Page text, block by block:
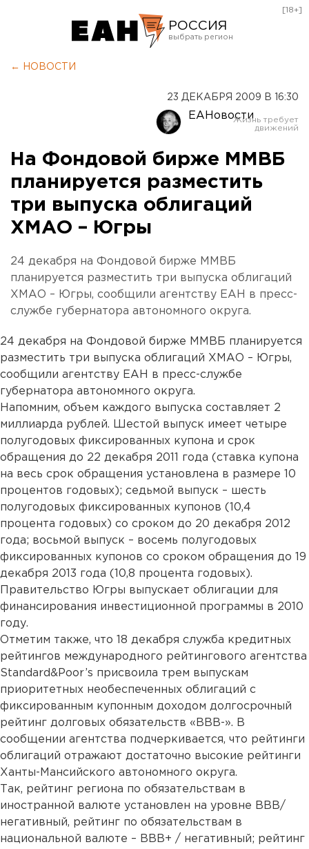
РОССИЯ
Оренбург
[18+]
← НОВОСТИ
23 ДЕКАБРЯ 2009 В 16:30
ЕАНовости
На Фондовой бирже ММВБ
планируется разместить
три выпуска облигаций
ХМАО – Югры
24 декабря на Фондовой бирже ММВБ
планируется разместить три выпуска облигаций
ХМАО – Югры, сообщили агентству ЕАН в пресс-
службе губернатора автономного округа.
24 декабря на Фондовой бирже ММВБ планируется
разместить три выпуска облигаций ХМАО – Югры,
сообщили агентству ЕАН в пресс-службе
губернатора автономного округа.
Напомним, объем каждого выпуска составляет 2
миллиарда рублей. Шестой выпуск имеет четыре
полугодовых фиксированных купона и срок
обращения до 22 декабря 2011 года (ставка купона
на весь срок обращения установлена в размере 10
процентов годовых); седьмой выпуск – шесть
полугодовых фиксированных купонов (10,4
процента годовых) со сроком до 20 декабря 2012
года; восьмой выпуск – восемь полугодовых
фиксированных купонов со сроком обращения до 19
декабря 2013 года (10,8 процента годовых).
Правительство Югры выпускает облигации для
финансирования инвестиционной программы в 2010
году.
Отметим также, что 18 декабря служба кредитных
рейтингов международного рейтингового агентства
Standard&Poor’s присвоила трем выпускам
приоритетных необеспеченных облигаций с
фиксированным купонным доходом долгосрочный
рейтинг долговых обязательств «BВВ-». В
сообщении агентства подчеркивается, что рейтинги
облигаций отражают достаточно высокие рейтинги
Ханты-Мансийского автономного округа.
Так, рейтинг региона по обязательствам в
иностранной валюте установлен на уровне ВВВ/
негативный, рейтинг по обязательствам в
национальной валюте – ВВВ+ / негативный; рейтинг